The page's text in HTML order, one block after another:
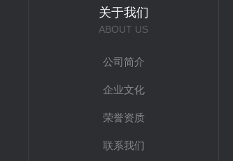
关于我们
ABOUT US
公司简介
企业文化
荣誉资质
联系我们